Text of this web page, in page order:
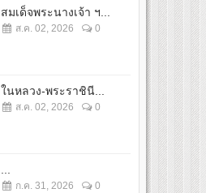
สมเด็จพระนางเจ้า ฯ...
ส.ค. 02, 2026 0
ในหลวง-พระราชินี...
ส.ค. 02, 2026 0
ก.ค. 31, 2026 0